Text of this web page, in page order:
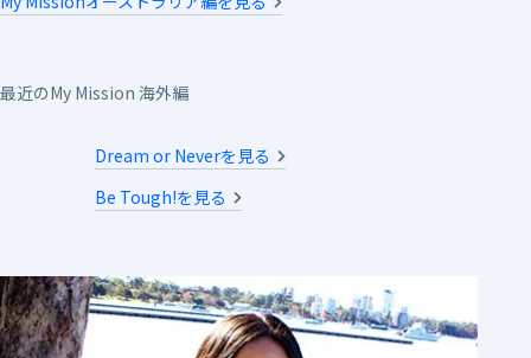
最近のMy Mission 海外編
Dream or Neverを見る
Be Tough!を見る